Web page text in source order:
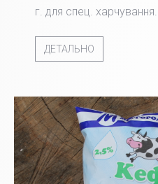
г. для спец.
ДЕТАЛЬНО